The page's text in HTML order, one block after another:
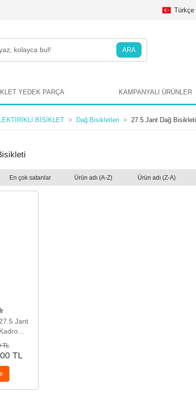
Türkçe
ARA
YEDEK PARÇA KAMPANYALI ÜRÜNLER
BİSİKLET Dağ Bisikletleri 27.5 Jant Dağ Bisikleti
En çok satanlar Ürün adı (A-Z) Ürün adı (Z-A)
Jant
TL
TL